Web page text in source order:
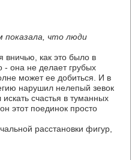
показала, что люди
вничью, как это было в
- она не делает грубых
может ее добиться. И в
нарушил нелепый зевок
счастья в туманных
этот поединок просто
расстановки фигур,